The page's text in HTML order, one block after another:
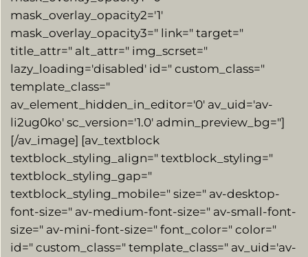
mask_overlay_opacity2='1′
mask_overlay_opacity3=" link=" target="
title_attr=" alt_attr=" img_scrset="
lazy_loading='disabled' id=" custom_class="
template_class="
av_element_hidden_in_editor='0′ av_uid='av-
li2ug0ko' sc_version='1.0′ admin_preview_bg="]
[/av_image] [av_textblock
textblock_styling_align=" textblock_styling="
textblock_styling_gap="
textblock_styling_mobile=" size=" av-desktop-
font-size=" av-medium-font-size=" av-small-font-
size=" av-mini-font-size=" font_color=" color="
id=" custom_class=" template_class=" av_uid='av-